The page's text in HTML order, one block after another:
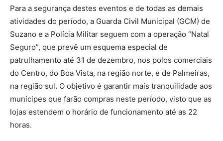
Para a segurança destes eventos e de todas as demais
atividades do período, a Guarda Civil Municipal (GCM) de
Suzano e a Polícia Militar seguem com a operação “Natal
Seguro”, que prevê um esquema especial de
patrulhamento até 31 de dezembro, nos polos comerciais
do Centro, do Boa Vista, na região norte, e de Palmeiras,
na região sul. O objetivo é garantir mais tranquilidade aos
munícipes que farão compras neste período, visto que as
lojas estendem o horário de funcionamento até as 22
horas.